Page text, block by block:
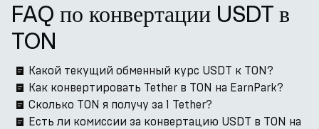
FAQ по конвертации USDT в
TON
Какой текущий обменный курс USDT к TON?
Как конвертировать Tether в TON на EarnPark?
Сколько TON я получу за 1 Tether?
Есть ли комиссии за конвертацию USDT в TON на